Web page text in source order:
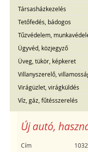
Társasházkezelés
Tetőfedés, bádogos
Tűzvédelem,
Ügyvéd, közjegyző
Üveg, tükör, képkeret
Villanyszerelő,
Virágüzlet, virágküldés
Víz, gáz, fűtésszerelés
Új autó,
Cím 1032,